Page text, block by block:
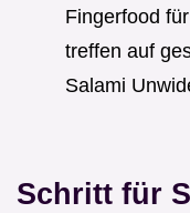
Fingerfood
treffen auf
Salami
Schritt für